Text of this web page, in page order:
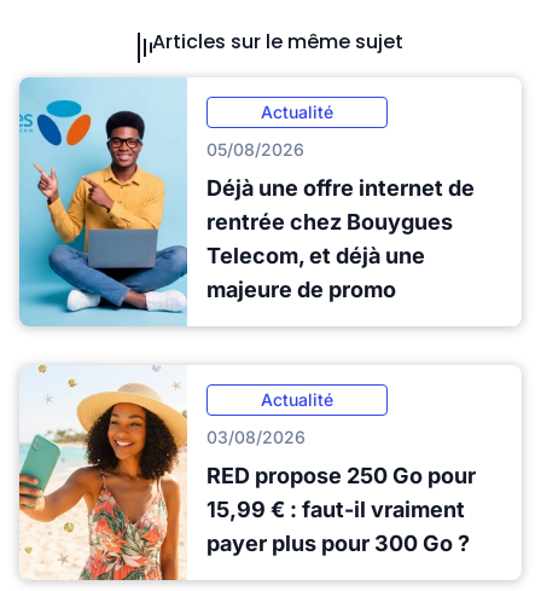
Articles sur le même sujet
Actualité
05/08/2026
Déjà une offre internet de
rentrée chez Bouygues
Telecom, et déjà une
majeure de promo
Actualité
03/08/2026
RED propose 250 Go pour
15,99 € : faut-il vraiment
payer plus pour 300 Go ?